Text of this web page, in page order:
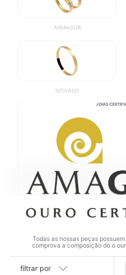
APARADOR
NOIVADO
JOIAS
Todas as nossas peças
comprova a composição do o
filtrar por